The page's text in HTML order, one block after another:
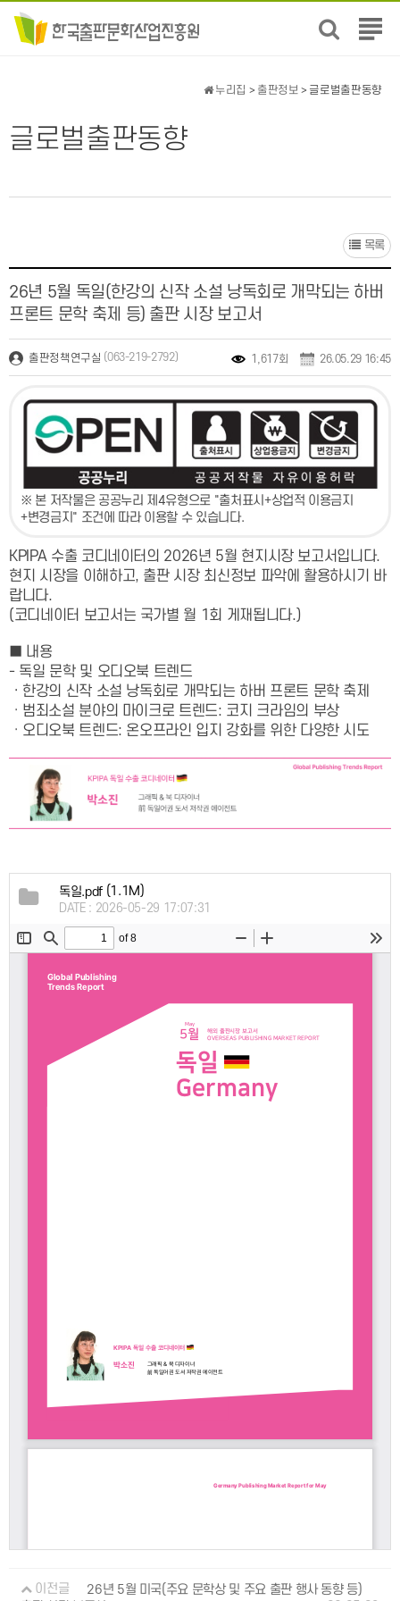
전
뉴
글로벌출판동향
누리집 > 출판정보 > 글로벌출판동향
목록
26년 5월 독일(한강의 신작 소설 낭독회로 개막되는 하버
프론트 문학 축제 등) 출판 시장 보고서
출판정책연구실 (063-219-2792) 1,617회 26.05.29 16:45
※ 본 저작물은 공공누리 제4유형으로 "출처표시+상업적 이용금지
+변경금지" 조건에 따라 이용할 수 있습니다.
KPIPA 수출 코디네이터의 2026년 5월 현지시장 보고서입니다.
현지 시장을 이해하고, 출판 시장 최신정보 파악에 활용하시기 바
랍니다.
(코디네이터 보고서는 국가별 월 1회 게재됩니다.)
■ 내용
- 독일 문학 및 오디오북 트렌드
· 한강의 신작 소설 낭독회로 개막되는 하버 프론트 문학 축제
· 범죄소설 분야의 마이크로 트렌드: 코지 크라임의 부상
· 오디오북 트렌드: 온오프라인 입지 강화를 위한 다양한 시도
독일.pdf(1.1M)
DATE : 2026-05-29 17:07:31
이전글
26년 5월 미국(주요 문학상 및 주요 출판 행사 동향 등)